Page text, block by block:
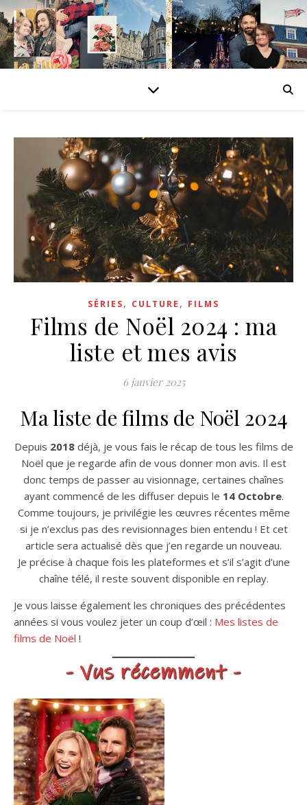
SÉRIES, CULTURE , FILMS
Films de Noël 2024 : ma
liste et mes avis
6 janvier 2025
Ma liste de films de Noël 2024
Depuis 2018déjà, je vous fais le récap de tous les films de
Noël que je regarde afin de vous donner mon avis. Il est
donc temps de passer au visionnage, certaines chaînes
ayant commencé de les diffuser depuis le 14 Octobre.
Comme toujours, je privilégie les œuvres récentes même
si je n’exclus pas des revisionnages bien entendu ! Et cet
article sera actualisé dès que j’en regarde un nouveau.
Je précise à chaque fois les plateformes et s’il s’agit d’une
chaîne télé, il reste souvent disponible en replay.
Je vous laisse également les chroniques des précédentes
années si vous voulez jeter un coup d’œil : Mes listes de
films de Noël !